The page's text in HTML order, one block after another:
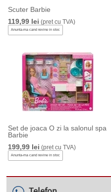
Scuter Barbie
119,99 lei (pret cu TVA)
Anunta-ma cand revine in stoc
Set de joaca O zi la salonul spa
Barbie
199,99 lei (pret cu TVA)
Anunta-ma cand revine in stoc